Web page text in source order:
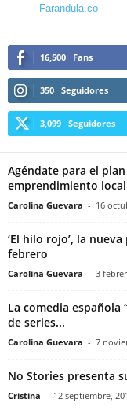
Farandula.co
16,500 Fans
350 Seguidores
3,099 Seguidores
Agéndate para el
emprendimiento local
Carolina Guevara - 16
‘El hilo rojo’, la
febrero
Carolina Guevara - 3
La comedia española
de series...
Carolina Guevara - 7
No Stories presenta
Cristina - 12 septiembre,